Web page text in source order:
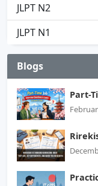
JLPT N2
JLPT N1
Blogs
Part-